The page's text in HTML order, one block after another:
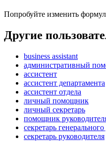
Попробуйте изменить
Другие
business assistant
административный
ассистент
ассистент департамента
ассистент отдела
личный помощник
личный секретарь
помощник
секретарь
секретарь руководителя